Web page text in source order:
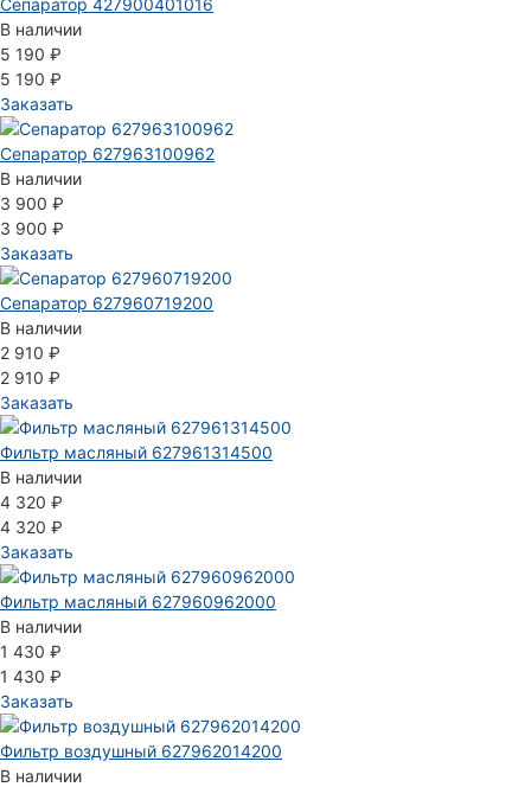
В наличии
5 190 ₽
5 190 ₽
Заказать
Сепаратор 627963100962
В наличии
3 900 ₽
3 900 ₽
Заказать
Сепаратор 627960719200
В наличии
2 910 ₽
2 910 ₽
Заказать
Фильтр масляный 627961314500
В наличии
4 320 ₽
4 320 ₽
Заказать
Фильтр масляный 627960962000
В наличии
1 430 ₽
1 430 ₽
Заказать
Фильтр воздушный 627962014200
В наличии